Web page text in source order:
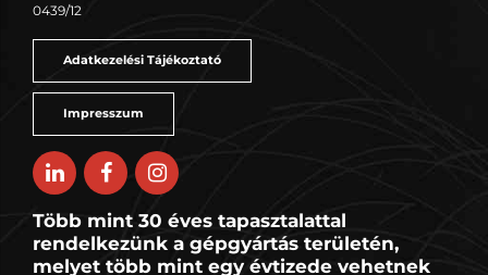
0439/12
Adatkezelési Tájékoztató
Impresszum
Több mint 30 éves tapasztalattal
rendelkezünk a gépgyártás területén,
melyet több mint egy évtizede vehetnek